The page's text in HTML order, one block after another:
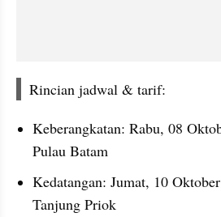
Rincian jadwal & tarif:
Keberangkatan: Rabu, 08
Pulau Batam
Kedatangan: Jumat, 10
Tanjung Priok